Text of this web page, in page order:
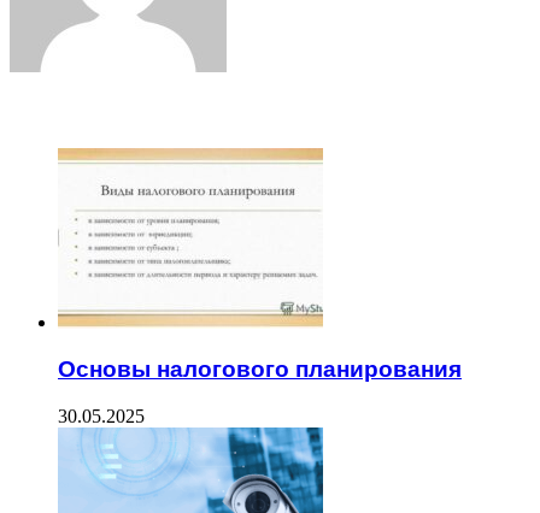
Основы налогового планирования
30.05.2025